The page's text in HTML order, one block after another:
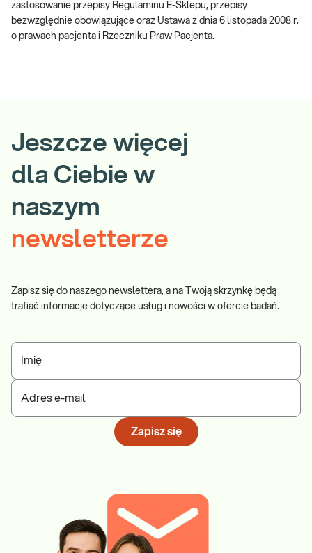
zastosowanie przepisy Regulaminu E-Sklepu, przepisy
bezwzględnie obowiązujące oraz Ustawa z dnia 6 listopada 2008 r.
o prawach pacjenta i Rzeczniku Praw Pacjenta.
Jeszcze więcej
dla Ciebie w
naszym
newsletterze
Zapisz się do naszego newslettera, a na Twoją skrzynkę będą
trafiać informacje dotyczące usług i nowości w ofercie badań.
Imię
Adres e-mail
Zapisz się